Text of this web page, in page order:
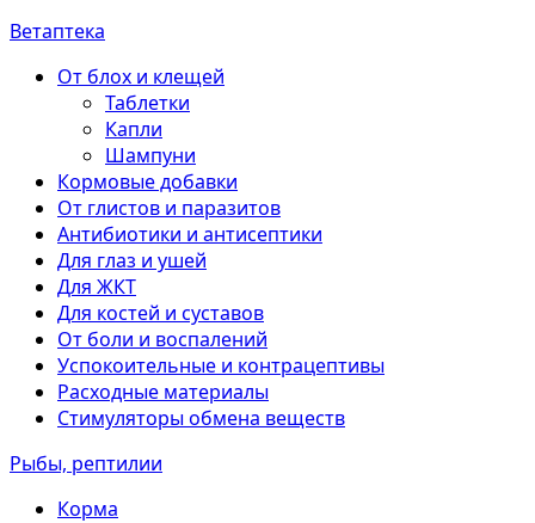
Ветаптека
От блох и клещей
Таблетки
Капли
Шампуни
Кормовые добавки
От глистов и паразитов
Антибиотики и антисептики
Для глаз и ушей
Для ЖКТ
Для костей и суставов
От боли и воспалений
Успокоительные и контрацептивы
Расходные материалы
Стимуляторы обмена веществ
Рыбы, рептилии
Корма